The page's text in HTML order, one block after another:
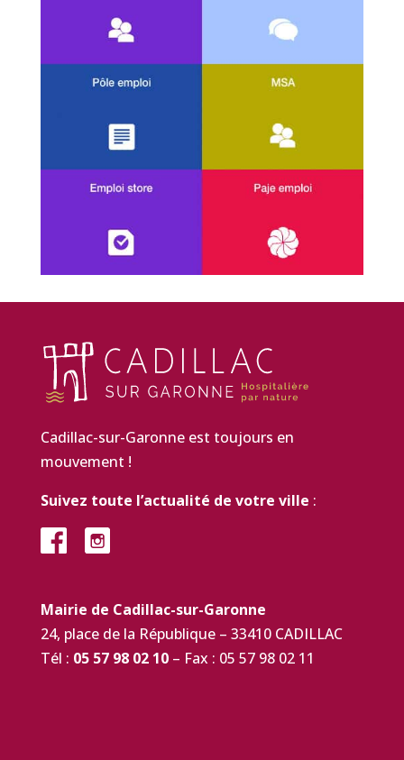
Cadillac-sur-Garonne est toujours en
mouvement !
Suivez toute l’actualité de votre ville :
Mairie de Cadillac-sur-Garonne
24, place de la République – 33410 CADILLAC
Tél : 05 57 98 02 10– Fax : 05 57 98 02 11